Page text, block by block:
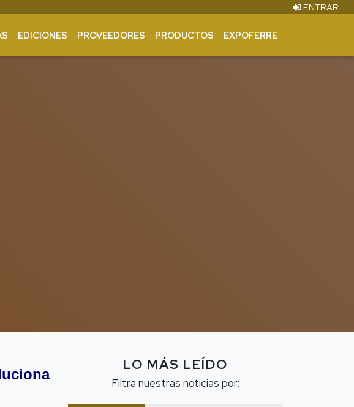
ENTRAR
EDICIONES PROVEEDORES PRODUCTOS EXPOFERRE
LO MÁS LEÍDO
Filtra nuestras noticias por: